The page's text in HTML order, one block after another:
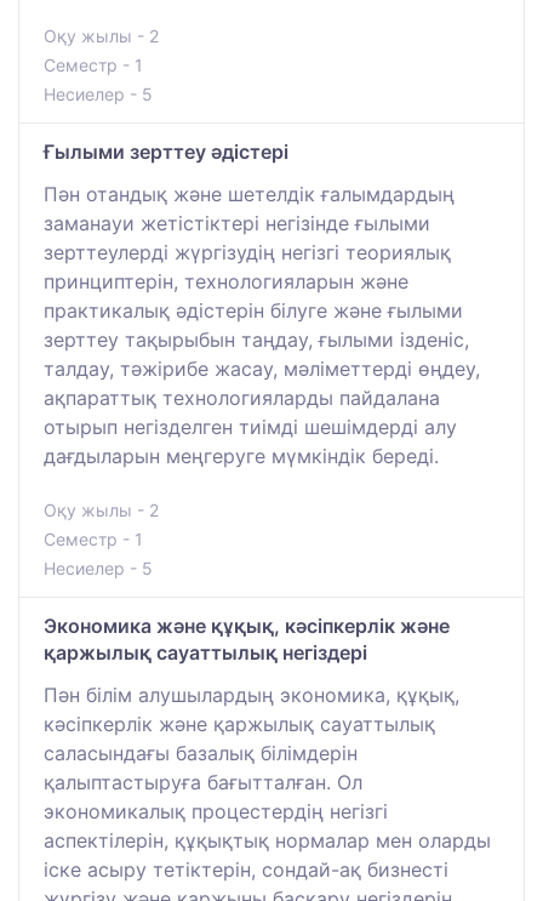
Оқу жылы - 2
Семестр - 1
Несиелер - 5
Ғылыми зерттеу әдістері
Пән отандық және шетелдік ғалымдардың
заманауи жетістіктері негізінде ғылыми
зерттеулерді жүргізудің негізгі теориялық
принциптерін, технологияларын және
практикалық әдістерін білуге ​​және ғылыми
зерттеу тақырыбын таңдау, ғылыми ізденіс,
талдау, тәжірибе жасау, мәліметтерді өңдеу,
ақпараттық технологияларды пайдалана
отырып негізделген тиімді шешімдерді алу
дағдыларын меңгеруге мүмкіндік береді.
Оқу жылы - 2
Семестр - 1
Несиелер - 5
Экономика және құқық, кәсіпкерлік және
қаржылық сауаттылық негіздері
Пән білім алушылардың экономика, құқық,
кәсіпкерлік және қаржылық сауаттылық
саласындағы базалық білімдерін
қалыптастыруға бағытталған. Ол
экономикалық процестердің негізгі
аспектілерін, құқықтық нормалар мен оларды
іске асыру тетіктерін, сондай-ақ бизнесті